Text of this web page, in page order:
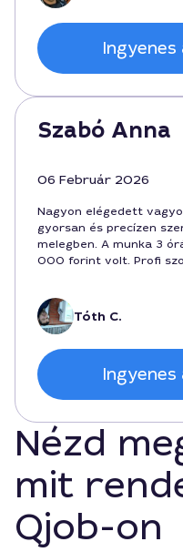
Szabó Anna
06 Február 2026
Nagyon elégedett
gyorsan és precízen
melegben. A munka 3
000 forint volt. Profi
Tóth C.
Nézd
mit
Qjob-on